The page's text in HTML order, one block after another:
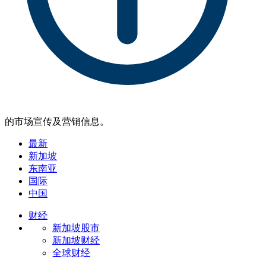
的市场宣传及营销信息。
最新
新加坡
东南亚
国际
中国
财经
新加坡股市
新加坡财经
全球财经